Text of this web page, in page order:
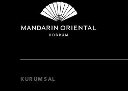
KURUMSAL